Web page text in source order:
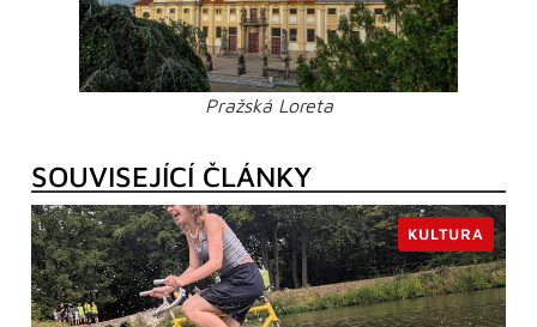
Pražská Loreta
SOUVISEJÍCÍ ČLÁNKY
KULTURA